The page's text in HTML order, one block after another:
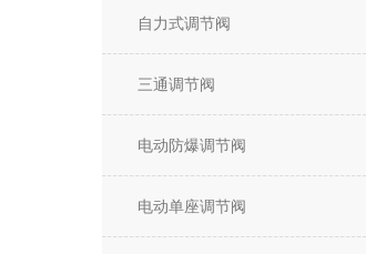
自力式调节阀
三通调节阀
电动防爆调节阀
电动单座调节阀